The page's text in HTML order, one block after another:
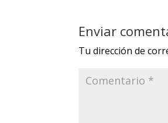
Enviar
Tu dirección de